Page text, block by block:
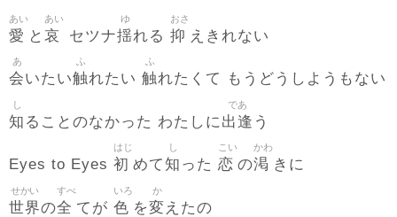
愛
あい
と 哀
あい
セツナ揺
ゆ
れる 抑
おさ
えきれない
会
あ
いたい触
ふ
れたい 触
ふ
れたくて もうどうしようもない
知
し
ることのなかった わたしに出逢
であ
う
Eyes to Eyes 初
はじ
めて知
し
った 恋
こい
の渇
かわ
きに
世界
せかい
の全
すべ
てが 色
いろ
を変
か
えたの